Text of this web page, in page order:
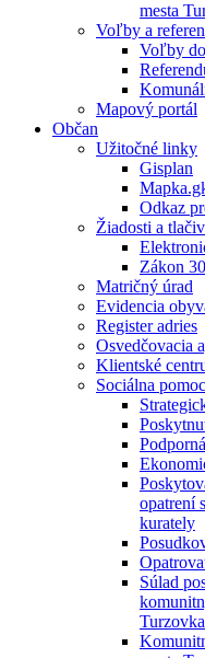
mesta
Voľby a
Voľby
Mapový portál
Občan
Užitočné linky
Gisplan
Odkaz
Žiadosti a
Zákon
Matričný úrad
Evidencia
Register adries
Osvedčovacia
Klientské
Sociálna pomoc
opatrení
kurately
Súlad